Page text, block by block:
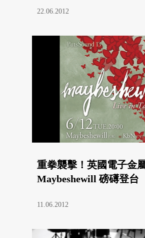
22.06.2012
重拳襲擊！英國電子金
Maybeshewill 磅礡登台
11.06.2012